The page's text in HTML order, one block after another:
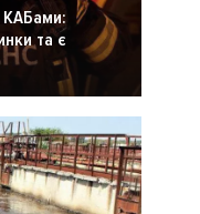
КАБами:
та є